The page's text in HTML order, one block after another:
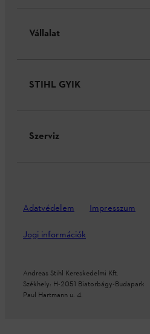
Vállalat
STIHL GYIK
Szerviz
Adatvédelem Impresszum
Jogi információk
Andreas Stihl Kereskedelmi Kft.
Székhely: H-2051 Biatorbágy-Budapark
Paul Hartmann u. 4.